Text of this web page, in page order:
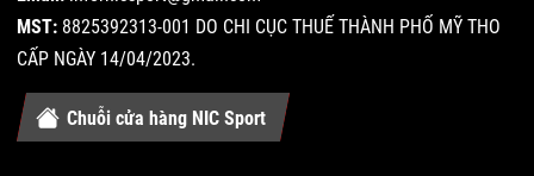
MST: 8825392313-001 DO CHI CỤC THUẾ THÀNH PHỐ MỸ THO
CẤP NGÀY 14/04/2023.
Chuỗi cửa hàng NIC Sport